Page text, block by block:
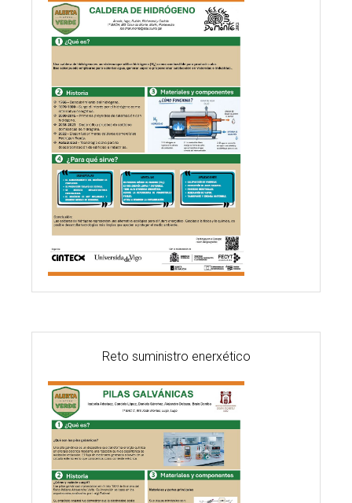
Reto suministro enerxético